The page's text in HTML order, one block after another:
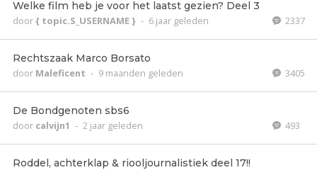
Welke film heb je voor het laatst gezien? Deel 3
door{ topic.S_USERNAME } - 6 jaar geleden 2337
Rechtszaak Marco Borsato
door Maleficent - 9 maanden geleden 3405
De Bondgenoten sbs6
door calvijn1 - 2 jaar geleden 493
Roddel, achterklap & riooljournalistiek deel 17!!